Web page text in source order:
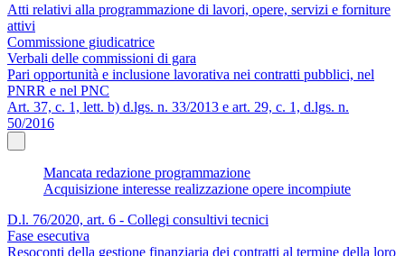
Atti relativi alla programmazione di lavori, opere, servizi e forniture
attivi
Commissione giudicatrice
Verbali delle commissioni di gara
Pari opportunità e inclusione lavorativa nei contratti pubblici, nel
PNRR e nel PNC
Art. 37, c. 1, lett. b) d.lgs. n. 33/2013 e art. 29, c. 1, d.lgs. n.
50/2016
Mancata redazione programmazione
Acquisizione interesse realizzazione opere incompiute
D.l. 76/2020, art. 6 - Collegi consultivi tecnici
Fase esecutiva
Resoconti della gestione finanziaria dei contratti al termine della loro